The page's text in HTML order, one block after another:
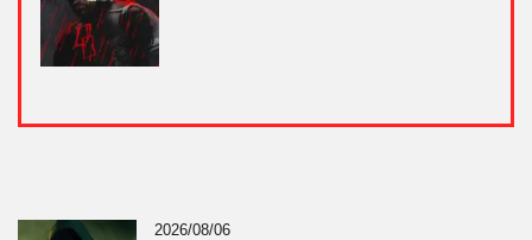
2026/08/06